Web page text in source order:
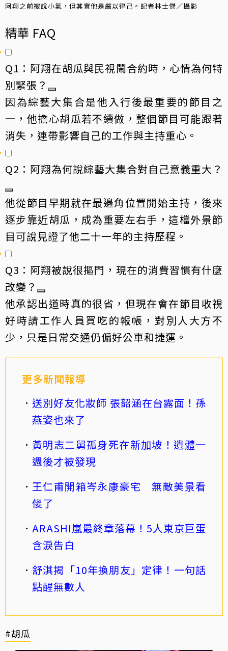
阿翔之前被說小氣，但其實他是嚴以律己。記者林士傑／攝影
精華 FAQ
Q1：阿翔在胡瓜與民視鬧合約時，心情為何特
別緊張？
因為綜藝大集合是他入行後最重要的節目之
一，他擔心胡瓜若不續做，整個節目可能跟著
消失，連帶影響自己的工作與主持重心。
Q2：阿翔為何說綜藝大集合對自己意義重大？
他從節目早期就在最邊角位置開始主持，後來
逐步靠近胡瓜，成為重要左右手，這檔外景節
目可說見證了他二十一年的主持歷程。
Q3：阿翔被說很摳門，現在的消費習慣有什麼
改變？
他承認出道時真的很省，但現在會在節目收視
好時請工作人員買吃的報帳，對別人大方不
少，只是日常交通仍偏好公車和捷運。
更多新聞報導
送別好友化妝師 張韶涵在台露面！孫
燕姿也來了
黃明志二舅孤身死在新加坡！遺體一
週後才被發現
王仁甫開箱岑永康豪宅 無敵美景看
傻了
ARASHI嵐最終章落幕！5人東京巨蛋
含淚告白
舒淇揭「10年換朋友」定律！一句話
點醒無數人
#胡瓜